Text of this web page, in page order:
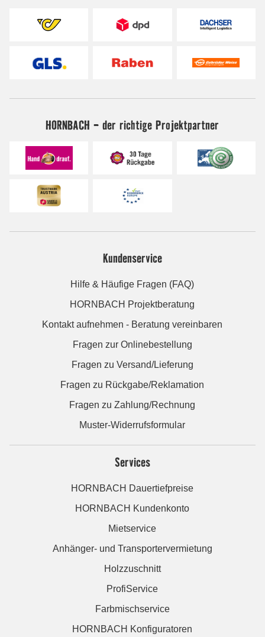
HORNBACH - der richtige Projektpartner
Kundenservice
Hilfe & Häufige Fragen (FAQ)
HORNBACH Projektberatung
Kontakt aufnehmen - Beratung vereinbaren
Fragen zur Onlinebestellung
Fragen zu Versand/Lieferung
Fragen zu Rückgabe/Reklamation
Fragen zu Zahlung/Rechnung
Muster-Widerrufsformular
Services
HORNBACH Dauertiefpreise
HORNBACH Kundenkonto
Mietservice
Anhänger- und Transportervermietung
Holzzuschnitt
ProfiService
Farbmischservice
HORNBACH Konfiguratoren